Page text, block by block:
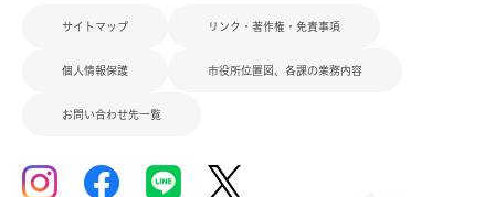
サイトマップ リンク・著作権・免責事項
個人情報保護 市役所位置図、各課の業務内容
お問い合わせ先一覧